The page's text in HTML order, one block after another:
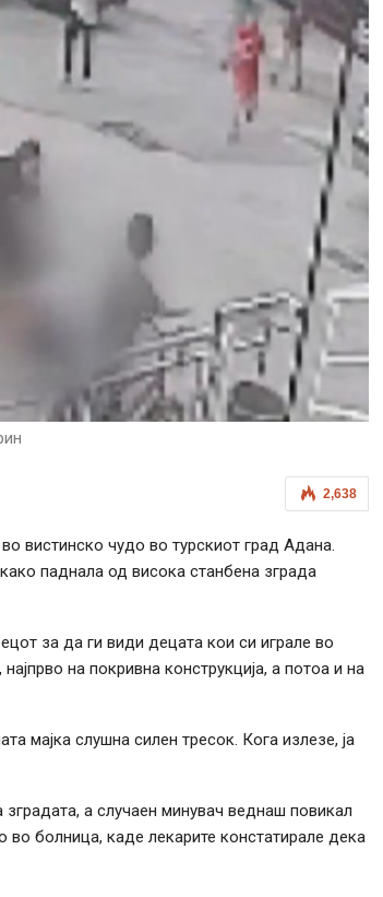
2,638
вистинско чудо во турскиот град Адана.
паднала од висока станбена зграда
за да ги види децата кои си играле во
на покривна конструкција, а потоа и на
мајка слушна силен тресок. Кога излезе, ја
а случаен минувач веднаш повикал
болница, каде лекарите констатирале дека